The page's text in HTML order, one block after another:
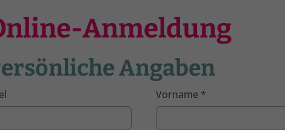
Anmeldung
Angaben
Vorname *